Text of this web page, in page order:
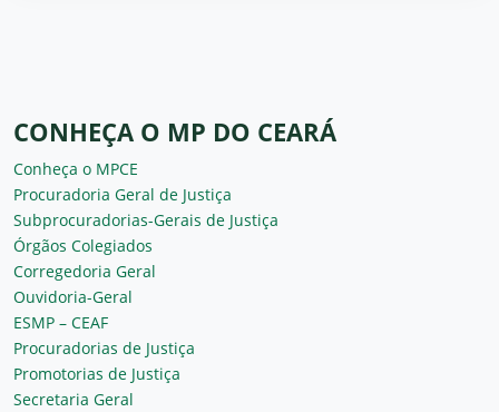
CONHEÇA O MP DO CEARÁ
Conheça o MPCE
Procuradoria Geral de Justiça
Subprocuradorias-Gerais de Justiça
Órgãos Colegiados
Corregedoria Geral
Ouvidoria-Geral
ESMP – CEAF
Procuradorias de Justiça
Promotorias de Justiça
Secretaria Geral